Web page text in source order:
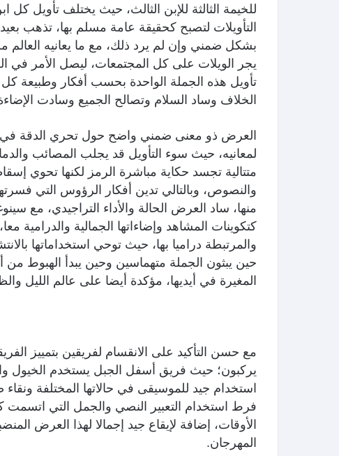
للخيمة الثالثة للإبن الثالث، حيث يختلف تأويل
التأويلات لتصبح كحقيقة عامة مسلم بها، تذهب
بشكل ضمني وإن لم يرد ذلك، مع ما يعانيه
يجر الويلات على كل المجتمعات، ليصل الأمر في
تأويل هذه الجملة الواحدة بحسب أفكار وطبيعة
الخلاف وساد السلام وتصالح الجميع وسادت الإضاءة
العرض ذو معنى ضمني واضح حول تحري الدقة في
لمعانيه، حيث سوء التأويل قد يجلب المصائب
متتالية تجسد حكاية مباشرة الرمز لكنها تحوي
والنصوص، وبالتالي تدين أفكار الرؤوس التي
منها، ساد العرض الحالة والأداء التراجيدي، مع
كتكوينات المشاهد وإضاءاتها الجمالية والدرامية
والمرتبطة دراميا بها، حيث توحي استخداماتها
حين يبثون الجملة متهماسين وحين يبدأ الهبوط
المغيرة في أيديها، مؤكدة أيضا على عالم الليل
مع حسن التأكيد على الانقسام لفريقين بتمييز
يركبون؛ حيث فريق أسفل الجبل يستخدم الخيول
استخدام جيد للموسيقى في حالاتها المختلفة
فرط استخدام التعبير النصي والجمل التي اتسمت
الأوقات، إضافة لإيقاع جيد إجمالا لهذا العرض
المهرجان.